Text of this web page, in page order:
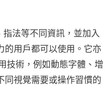
指法等不同資訊，並加入
的用戶都可以使用。它亦
技術，例如動態字體、增
同視覺需要或操作習慣的